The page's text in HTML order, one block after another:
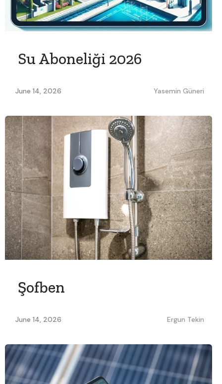
Su Aboneliği 2026
June 14, 2026 Yasemin Güneri
Şofben
June 14, 2026 Ergun Tekin